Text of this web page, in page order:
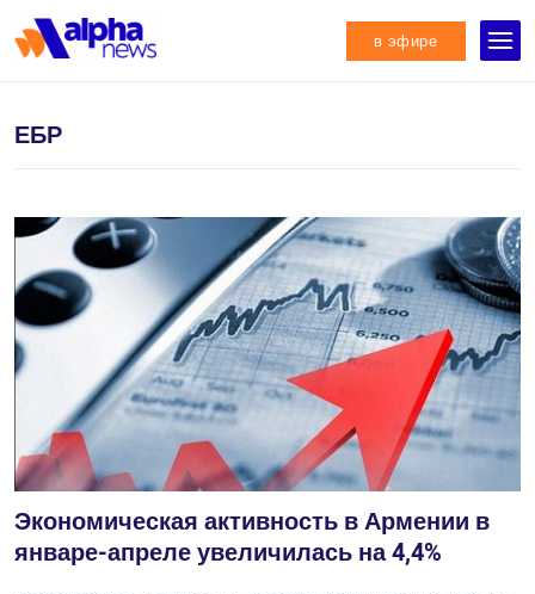
в эфире
ЕБР
Экономическая активность в Армении в
январе-апреле увеличилась на 4,4%